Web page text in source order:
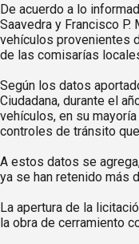
De acuerdo a lo
Saavedra y Francisco
vehículos provenientes
de las comisarías
Según los datos
Ciudadana, durante el
vehículos, en su
controles de tránsito
A estos datos se
ya se han retenido más
La apertura de la
la obra de cerramiento